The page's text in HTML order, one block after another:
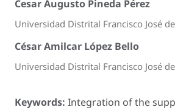
Cesar Augusto Pineda Pérez
Universidad Distrital Francisco José
César Amilcar López Bello
Universidad Distrital Francisco José
Keywords: Integration of the